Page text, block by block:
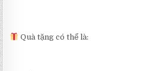
Quà tặng có thể là: